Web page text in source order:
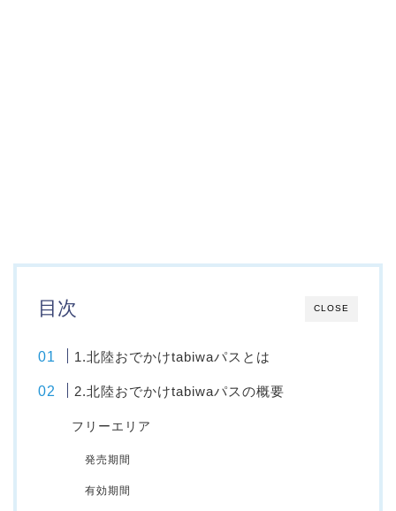
CLOSE
目次
1.北陸おでかけtabiwaパスとは
2.北陸おでかけtabiwaパスの概要
フリーエリア
発売期間
有効期間